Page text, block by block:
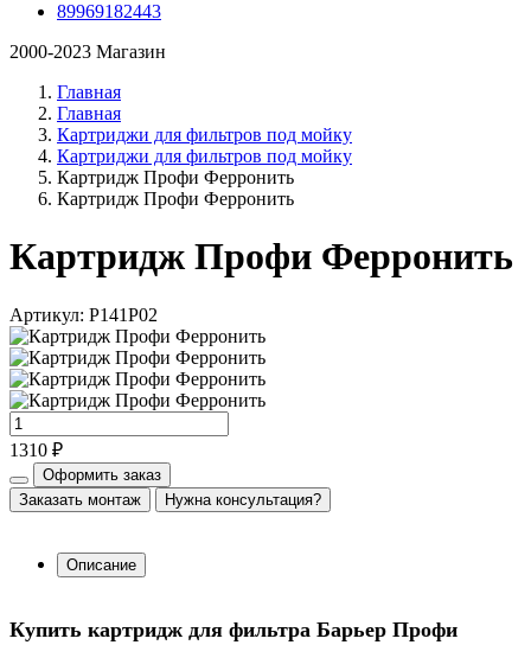
89969182443
2000-2023 Магазин
Главная
Главная
Картриджи для фильтров под мойку
Картриджи для фильтров под мойку
Картридж Профи Ферронить
Картридж Профи Ферронить
Картридж Профи Ферронить
Артикул: Р141Р02
1310 ₽
Оформить заказ
Заказать монтаж
Нужна консультация?
Описание
Купить картридж для фильтра Барьер Профи